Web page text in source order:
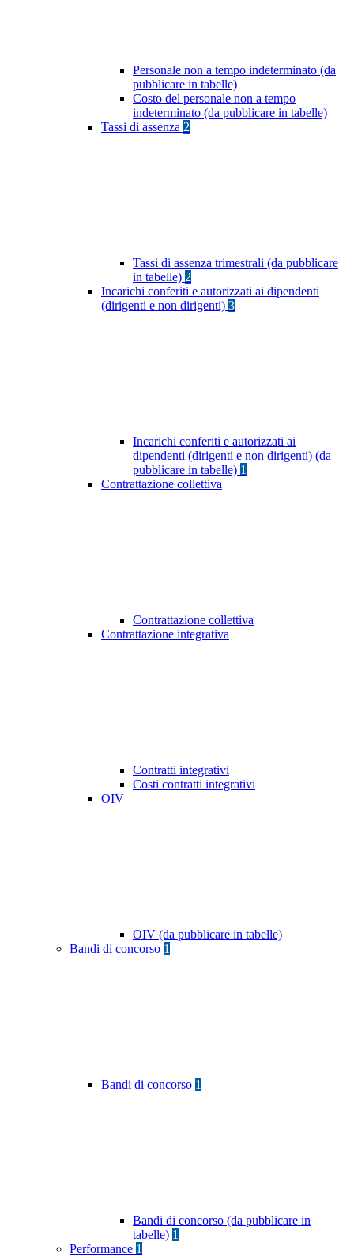
Personale non a tempo indeterminato (da
pubblicare in tabelle)
Costo del personale non a tempo
indeterminato (da pubblicare in tabelle)
Tassi di assenza 2
Tassi di assenza trimestrali (da pubblicare
in tabelle) 2
Incarichi conferiti e autorizzati ai dipendenti
(dirigenti e non dirigenti) 3
Incarichi conferiti e autorizzati ai
dipendenti (dirigenti e non dirigenti) (da
pubblicare in tabelle) 1
Contrattazione collettiva
Contrattazione collettiva
Contrattazione integrativa
Contratti integrativi
Costi contratti integrativi
OIV
OIV (da pubblicare in tabelle)
Bandi di concorso 1
Bandi di concorso 1
Bandi di concorso (da pubblicare in
tabelle) 1
Performance 1